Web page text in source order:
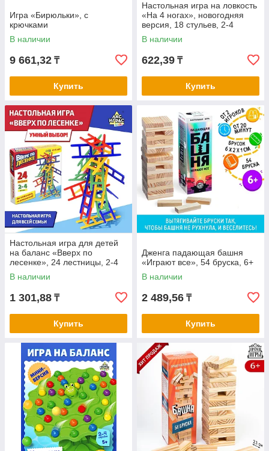
Игра «Бирюльки», с
крючками
В наличии
9 661,32 ₸
Купить
Настольная игра на ловкость
«На 4 ногах», новогодняя
версия, 18 стульев, 2-4
игрока, 3+
В наличии
622,39 ₸
Купить
Настольная игра для детей
на баланс «Вверх по
лесенке», 24 лестницы, 2-4
игрока, 5+
В наличии
1 301,88 ₸
Купить
Дженга падающая башня
«Играют все», 54 бруска, 6+
В наличии
2 489,56 ₸
Купить